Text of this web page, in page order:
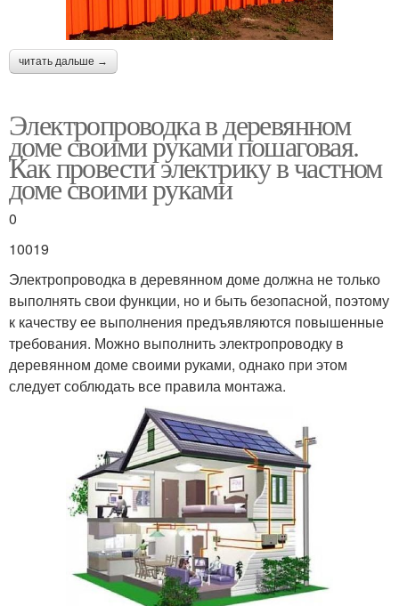
читать дальше →
Электропроводка в деревянном
доме своими руками пошаговая.
Как провести электрику в частном
доме своими руками
0
10019
Электропроводка в деревянном доме должна не только
выполнять свои функции, но и быть безопасной, поэтому
к качеству ее выполнения предъявляются повышенные
требования. Можно выполнить электропроводку в
деревянном доме своими руками, однако при этом
следует соблюдать все правила монтажа.